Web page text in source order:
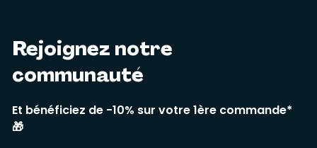
Rejoignez notre
communauté
Et bénéficiez de -10% sur votre 1ère commande*
🎁